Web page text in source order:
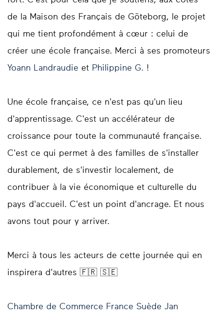
de la Maison des Français de Göteborg, le projet
qui me tient profondément à cœur : celui de
créer une école française. Merci à ses promoteurs
Yoann Landraudie et Philippine G. !
Une école française, ce n'est pas qu'un lieu
d'apprentissage. C'est un accélérateur de
croissance pour toute la communauté française.
C'est ce qui permet à des familles de s'installer
durablement, de s'investir localement, de
contribuer à la vie économique et culturelle du
pays d'accueil. C'est un point d'ancrage. Et nous
avons tout pour y arriver.
Merci à tous les acteurs de cette journée qui en
inspirera d'autres 🇫🇷 🇸🇪
Chambre de Commerce France Suède Jan